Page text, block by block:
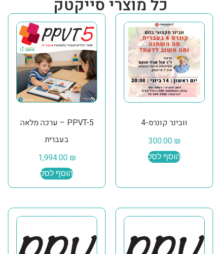
כל מוצרי סייקטק
וובינר קונרס-4
300.00 ₪
הוסף לסל
PPVT-5 – ערכה מלאה
בעברית
1,994.00 ₪
הוסף לסל